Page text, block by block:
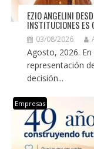
EZIO ANGELINI
INSTITUCIONES ES
03/08/2026
Agosto, 2026.
representación
decisión...
Empresas